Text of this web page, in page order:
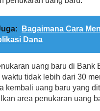
Bagaimana Cara
Dana
uang baru di Bank
waktu tidak lebih dari 30
kembali uang baru yang
area penukaran uang